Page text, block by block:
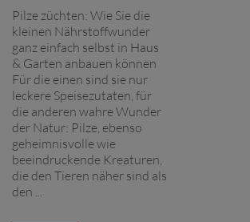
Pilze züchten: Wie Sie die
kleinen Nährstoffwunder
ganz einfach selbst in Haus
& Garten anbauen können
Für die einen sind sie nur
leckere Speisezutaten, für
die anderen wahre Wunder
der Natur: Pilze, ebenso
geheimnisvolle wie
beeindruckende Kreaturen,
die den Tieren näher sind als
den ...